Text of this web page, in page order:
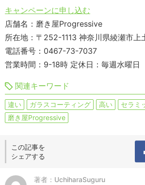
キャンペーンに申し込む
店舗名：磨き屋Progressive
所在地：〒252-1113 神奈川県綾瀬市
電話番号：0467-73-7037
営業時間：9-18時 定休日：毎週水曜日
関連キーワード
違い ガラスコーティング 高い
セラミ
磨き屋Progressive
この記事を
シェアする
著者：UchiharaSuguru